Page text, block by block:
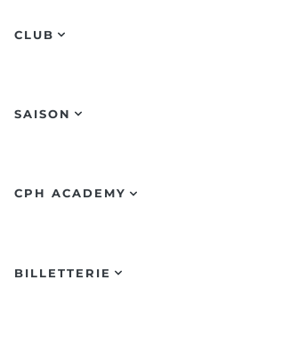
CLUB
SAISON
CPH ACADEMY
BILLETTERIE